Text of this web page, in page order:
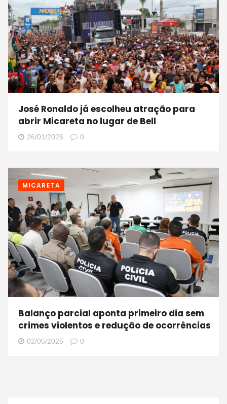
José Ronaldo já escolheu atração para
abrir Micareta no lugar de Bell
26/01/2026 0
MICARETA
Balanço parcial aponta primeiro dia sem
crimes violentos e redução de ocorrências
02/05/2025 0